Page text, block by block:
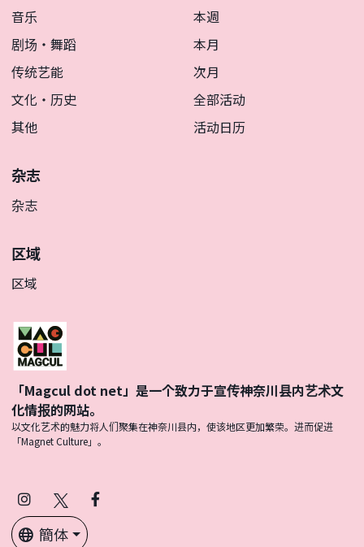
音乐
剧场・舞蹈
传统艺能
文化・历史
其他
本週
本月
次月
全部活动
活动日历
杂志
杂志
区域
区域
「Magcul dot net」是一个致力于宣传神奈川县内艺术文
化情报的网站。
以文化艺术的魅力将人们聚集在神奈川县内，使该地区更加繁荣。进而促进
「Magnet Culture」。
Instagram
(Twitter)
Facebook
簡体